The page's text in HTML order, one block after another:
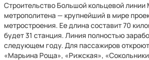
Строительство Большой кольцевой линии
метрополитена — крупнейший в мире
метростроения. Ее длина составит 70
будет 31 станция. Линия полностью
следующем году. Для пассажиров
«Марьина Роща», «Рижская»,